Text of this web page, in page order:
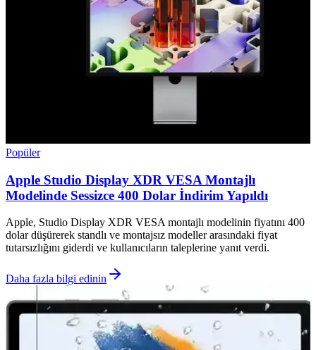
Popüler
Apple Studio Display XDR VESA Montajlı
Modelinde Sessizce 400 Dolar İndirim Yapıldı
Apple, Studio Display XDR VESA montajlı modelinin fiyatını 400
dolar düşürerek standlı ve montajsız modeller arasındaki fiyat
tutarsızlığını giderdi ve kullanıcıların taleplerine yanıt verdi.
Daha fazla bilgi edinin